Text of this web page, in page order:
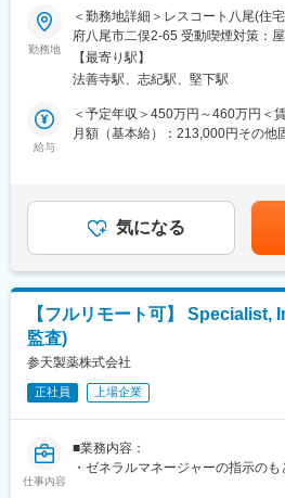
躍中です。
・社内に臨床検査技師が20名ほど
頼性の高さが評価されています。
・他職種のメンバーとも距離が近く
■入社後の流れ：
・入社後まずは先輩に同行し、現場
・ストック型のサービスのため、
につながる！毎月ゼロから数字を
げながら営業活動に取り組める。
・業界未経験からでも丁寧なOJTで
得できる。
・西日本トップシェアのサービスで
・お問い合わせ／紹介経由でのルー
変更の範囲：会社の定める業務
場】
■業務概要
当社が大阪府八尾市にて運営する
供責任者としてご活躍いただきます。
■業務詳細
・訪問介護計画書作成
・職員教育
・家族対応
・現在9拠点に9名の施設長がおり
→2027年には15施設のため、計15
時には、代理対応を頼めたり、困っ
すいなど、働きやすい環境です。
・入居者39名定員で、今後入居者が
15名から最終的に25~30名規模まで
■想定されるキャリアパス
サービス提供責任者→施設長→エリ
勤務地
＜勤務地詳細＞レスコート八尾(住
府八尾市二俣2-65 受動喫煙対策：
の定める事業所
【最寄り駅】
法善寺駅、志紀駅、堅下駅
給与
＜予定年収＞450万円～460万円＜
月額（基本給）：213,000円その他
有＜給与補足＞ご経験や能力に応
で決定します。・賞与：年2回※業
の金額であり、選考を通じて上下
額)は固定手当を含めた表記です。
気になる
【フルリモート可】
監査)
参天製薬株式会社
正社員 上場企業
仕事内容
■業務内容：
・ゼネラルマネージャーの指示の